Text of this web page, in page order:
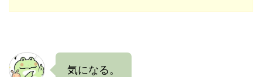
気になる。